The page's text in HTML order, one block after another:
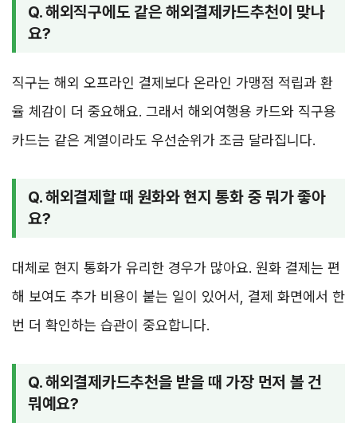
Q. 해외직구에도 같은 해외결제카드추천이 맞나
요?
직구는 해외 오프라인 결제보다 온라인 가맹점 적립과 환
율 체감이 더 중요해요. 그래서 해외여행용 카드와 직구용
카드는 같은 계열이라도 우선순위가 조금 달라집니다.
Q. 해외결제할 때 원화와 현지 통화 중 뭐가 좋아
요?
대체로 현지 통화가 유리한 경우가 많아요. 원화 결제는 편
해 보여도 추가 비용이 붙는 일이 있어서, 결제 화면에서 한
번 더 확인하는 습관이 중요합니다.
Q. 해외결제카드추천을 받을 때 가장 먼저 볼 건
뭐예요?